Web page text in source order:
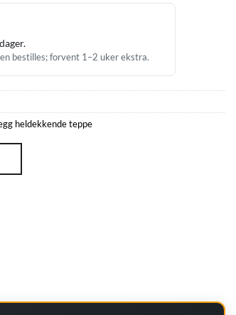
bestilles; forvent 1–2 uker ekstra.
heldekkende teppe